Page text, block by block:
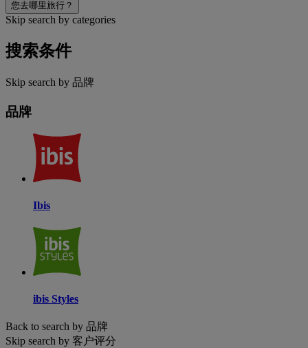
您去哪里旅行？
Skip search by categories
搜索条件
Skip search by 品牌
品牌
Ibis
ibis Styles
Back to search by 品牌
Skip search by 客户评分